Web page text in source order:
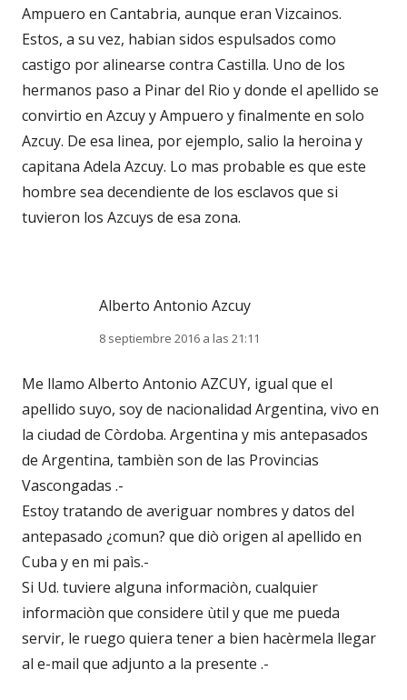
Ampuero en Cantabria, aunque eran Vizcainos.
Estos, a su vez, habian sidos espulsados como
castigo por alinearse contra Castilla. Uno de los
hermanos paso a Pinar del Rio y donde el apellido se
convirtio en Azcuy y Ampuero y finalmente en solo
Azcuy. De esa linea, por ejemplo, salio la heroina y
capitana Adela Azcuy. Lo mas probable es que este
hombre sea decendiente de los esclavos que si
tuvieron los Azcuys de esa zona.
Alberto Antonio Azcuy
8 septiembre 2016 a las 21:11
Me llamo Alberto Antonio AZCUY, igual que el
apellido suyo, soy de nacionalidad Argentina, vivo en
la ciudad de Còrdoba. Argentina y mis antepasados
de Argentina, tambièn son de las Provincias
Vascongadas .-
Estoy tratando de averiguar nombres y datos del
antepasado ¿comun? que diò origen al apellido en
Cuba y en mi paìs.-
Si Ud. tuviere alguna informaciòn, cualquier
informaciòn que considere ùtil y que me pueda
servir, le ruego quiera tener a bien hacèrmela llegar
al e-mail que adjunto a la presente .-